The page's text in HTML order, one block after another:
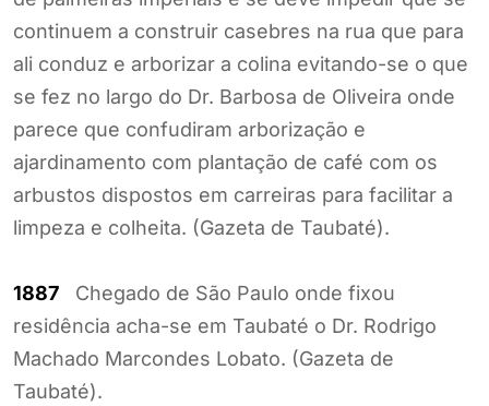
continuem a construir casebres na rua que para
ali conduz e arborizar a colina evitando-se o que
se fez no largo do Dr. Barbosa de Oliveira onde
parece que confudiram arborização e
ajardinamento com plantação de café com os
arbustos dispostos em carreiras para facilitar a
limpeza e colheita. (Gazeta de Taubaté).
1887 Chegado de São Paulo onde fixou
residência acha-se em Taubaté o Dr. Rodrigo
Machado Marcondes Lobato. (Gazeta de
Taubaté).